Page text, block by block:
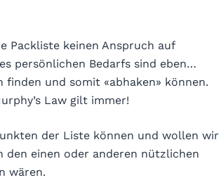
Packliste keinen Anspruch auf
persönlichen Bedarfs sind eben…
und somit «abhaken» können.
Law gilt immer!
der Liste können und wollen wir
den einen oder anderen nützlichen
wären.